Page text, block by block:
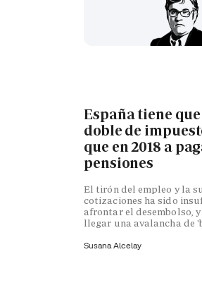
España tiene
doble de
que en 2018 a
pensiones
El tirón del empleo y la
cotizaciones ha sido
afrontar el desembolso,
llegar una avalancha de
Susana Alcelay